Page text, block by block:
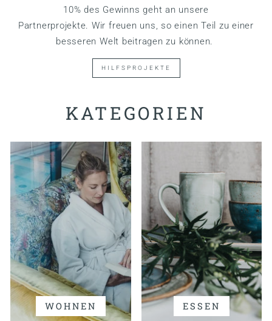
10% des Gewinns geht an unsere
Partnerprojekte. Wir freuen uns, so einen Teil zu einer
besseren Welt beitragen zu können.
HILFSPROJEKTE
KATEGORIEN
WOHNEN ESSEN